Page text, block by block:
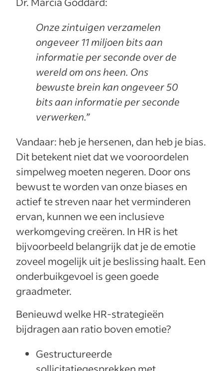
Onze zintuigen verzamelen
ongeveer 11 miljoen bits aan
informatie per seconde over de
wereld om ons heen. Ons
bewuste brein kan ongeveer 50
bits aan informatie per seconde
verwerken.”
Vandaar: heb je hersenen, dan heb je bias.
Dit betekent niet dat we vooroordelen
simpelweg moeten negeren. Door ons
bewust te worden van onze biases en
actief te streven naar het verminderen
ervan, kunnen we een inclusieve
werkomgeving creëren. In HR is het
bijvoorbeeld belangrijk dat je de emotie
zoveel mogelijk uit je beslissing haalt. Een
onderbuikgevoel is geen goede
graadmeter.
Benieuwd welke HR-strategieën
bijdragen aan ratio boven emotie?
Gestructureerde
sollicitatiegesprekken met